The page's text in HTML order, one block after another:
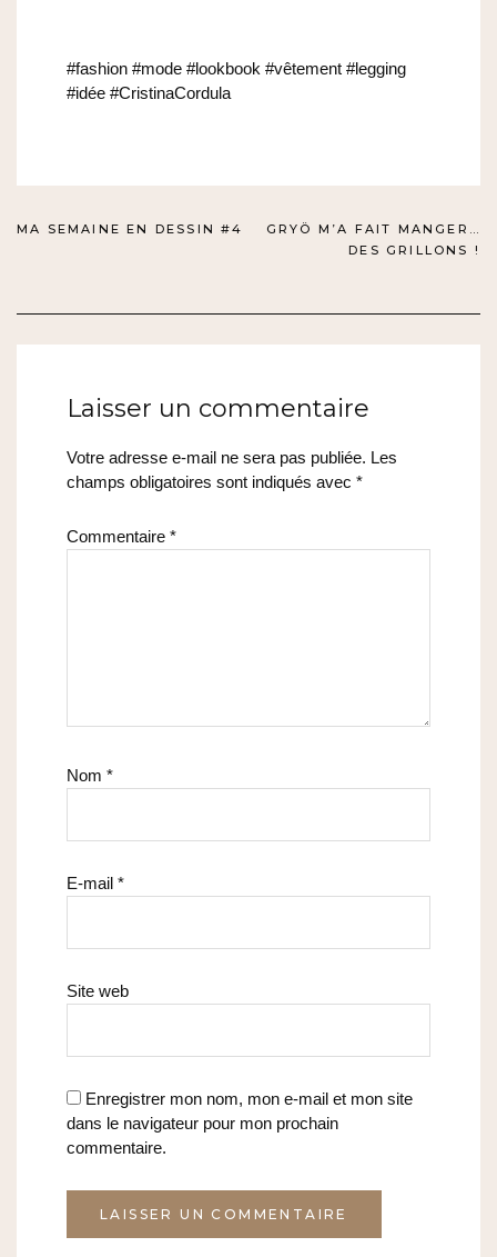
#fashion #mode #lookbook #vêtement #legging
#idée #CristinaCordula
NAVIGATION
MA SEMAINE EN DESSIN #4
GRYÖ M’A FAIT MANGER…
DES GRILLONS !
Laisser un commentaire
Votre adresse e-mail ne sera pas publiée. Les
champs obligatoires sont indiqués avec *
Commentaire *
Nom *
E-mail *
Site web
Enregistrer mon nom, mon e-mail et mon site
dans le navigateur pour mon prochain
commentaire.